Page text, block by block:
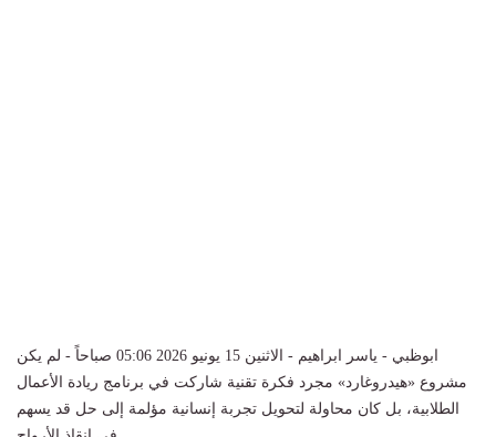
ابوظبي - ياسر ابراهيم - الاثنين 15 يونيو 2026 05:06 صباحاً - لم يكن
مشروع «هيدروغارد» مجرد فكرة تقنية شاركت في برنامج ريادة الأعمال
الطلابية، بل كان محاولة لتحويل تجربة إنسانية مؤلمة إلى حل قد يسهم